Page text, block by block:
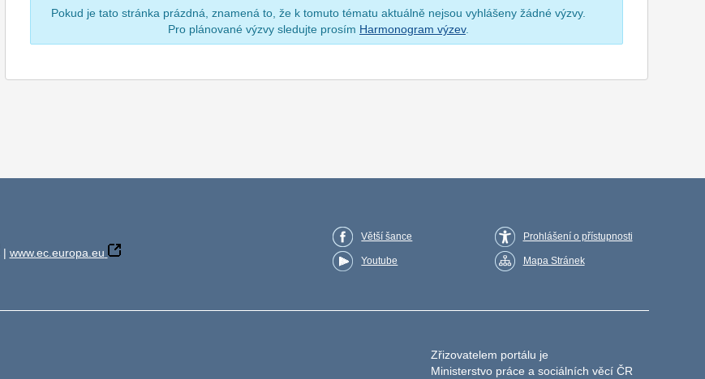
Pokud je tato stránka prázdná, znamená to, že k tomuto tématu aktuálně nejsou vyhlášeny žádné výzvy.
Pro plánované výzvy sledujte prosím Harmonogram výzev.
| www.ec.europa.eu
Větší šance
Youtube
Prohlášení o přístupnosti
Mapa Stránek
Zřizovatelem portálu je
Ministerstvo práce a sociálních věcí ČR